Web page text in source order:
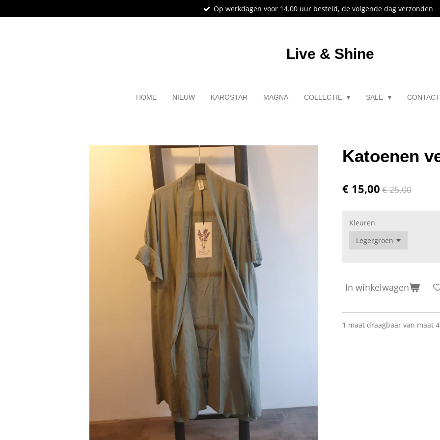
direct
Op werkdagen voor 14.00 uur besteld, de volgende dag verzonden
Live & Shine
HOME NIEUW KAROSTAR MAGNA COLLECTIE SALE CONTACT
Katoenen
€ 15,00 € 25,00
Kleuren
In winkelwagen
1 maat draagbaar van maat